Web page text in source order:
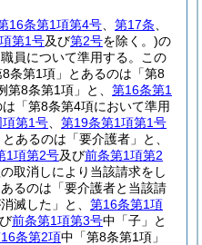
16条第1項第4号 第17条
第1号及び第2号を除く。)の
員について準用する。
この
条第1項」とあるのは「第8
8条第1項」と、 第16条第1
「第8条第4項において準用
項第1号
第19条第1項第1号
あるのは「要介護者」と、
1項第2号及び前条第1項第2
取消しにより当該請求をし
るのは「要介護者と当該請
滅した」と、 第16条第1項
前条第1項第3号中「子」と
条第2項中「第8条第1項」